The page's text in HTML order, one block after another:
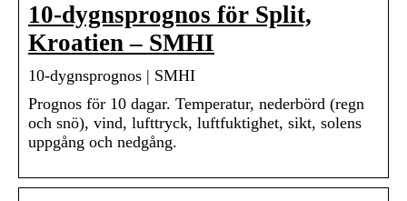
10-dygnsprognos för Split,
Kroatien – SMHI
10-dygnsprognos | SMHI
Prognos för 10 dagar. Temperatur, nederbörd (regn
och snö), vind, lufttryck, luftfuktighet, sikt, solens
uppgång och nedgång.